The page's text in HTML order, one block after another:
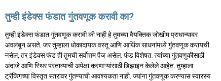
तुम्ही इंडेक्स फंडात गुंतवणूक करावी का?
तुम्ही इंडेक्स फंडात गुंतवणूक करावी की नाही हे तुमच्या वैयक्तिक जोखीम प्राधान्यावर
अवलंबून असते. जर तुम्हाला धोकादायक वस्तू आणि आर्थिक साधनांमध्ये गुंतवणूक करायची
नसेल, तर इंडेक्स फंड ही तुमची सर्वोत्तम पैज असेल. फंड विशेषत: त्यांच्या गुंतवणुकीसाठी
अंदाजे आणि स्थिर परताव्याची अपेक्षा करणाऱ्यांसाठी डिझाइन केलेले आहेत. तुम्हाला
ट्रॅकिंगच्या विस्तृत स्तरावर गुंतण्याची आवश्यकता नाही. ज्यांना गुंतवणूक करण्यास स्वारस्य